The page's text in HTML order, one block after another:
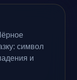
символ
и